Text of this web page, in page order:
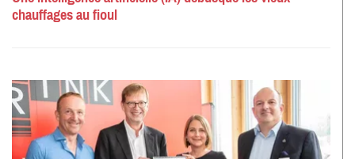
chauffages au fioul